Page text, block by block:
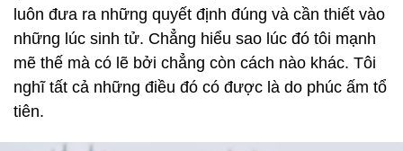
luôn đưa ra những quyết định đúng và cần thiết vào
những lúc sinh tử. Chẳng hiểu sao lúc đó tôi mạnh
mẽ thế mà có lẽ bởi chẳng còn cách nào khác. Tôi
nghĩ tất cả những điều đó có được là do phúc ấm tổ
tiên.